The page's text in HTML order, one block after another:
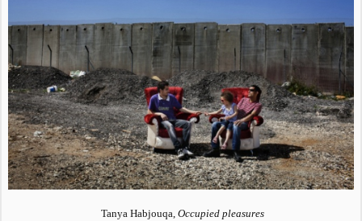
Tanya Habjouqa, Occupied pleasures